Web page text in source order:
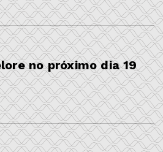
no próximo dia 19